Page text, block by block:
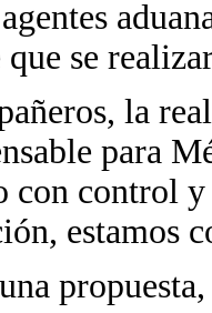
se
la
para
con control
estamos